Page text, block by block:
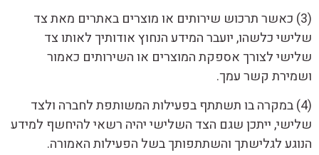
(3) כאשר תרכוש שירותים או מוצרים באתרים מאת צד
שלישי כלשהו, יועבר המידע הנחוץ אודותיך לאותו צד
שלישי לצורך אספקת המוצרים או השירותים כאמור
ושמירת קשר עמך.
(4) במקרה בו תשתתף בפעילות המשותפת לחברה ולצד
שלישי, ייתכן שגם הצד השלישי יהיה רשאי להיחשף למידע
הנוגע לגלישתך והשתתפותך בשל הפעילות האמורה.